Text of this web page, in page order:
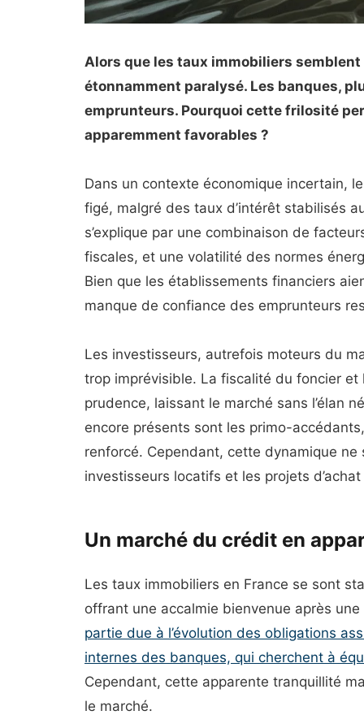
Alors que les taux immobiliers
étonnamment paralysé. Les banques,
emprunteurs. Pourquoi cette frilosité
apparemment favorables ?
Dans un contexte économique incertain,
figé, malgré des taux d’intérêt stabilisés
s’explique par une combinaison de
fiscales, et une volatilité des normes
Bien que les établissements financiers
manque de confiance des emprunteurs
Les investisseurs, autrefois moteurs du
trop imprévisible. La fiscalité du foncier
prudence, laissant le marché sans l’élan
encore présents sont les primo-
renforcé. Cependant, cette dynamique
investisseurs locatifs et les projets
Un marché du crédit en
Les taux immobiliers en France se sont
offrant une accalmie bienvenue après
partie due à l’évolution des obligations
internes des banques, qui cherchent à
Cependant, cette apparente tranquillité
le marché.